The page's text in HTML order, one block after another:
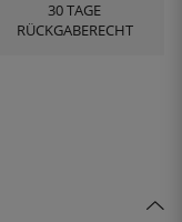
30 TAGE
RÜCKGABERECHT